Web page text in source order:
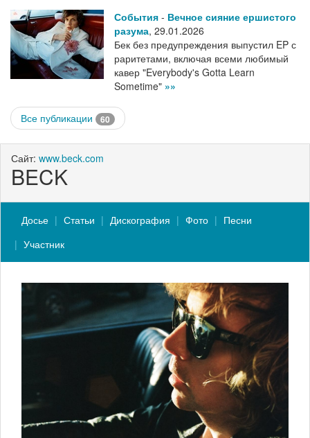
События - Вечное сияние ершистого
разума, 29.01.2026
Бек без предупреждения выпустил EP с
раритетами, включая всеми любимый
кавер "Everybody's Gotta Learn
Sometime" »»
Все публикации 60
Сайт: www.beck.com
BECK
Досье Статьи Дискография Фото
Песни
Участник